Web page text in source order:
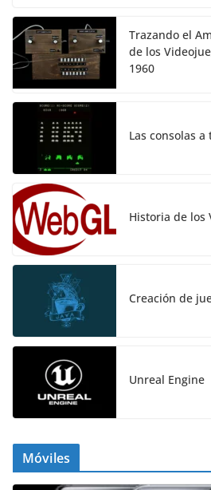
Trazando el
de los
1960
Las consolas a
Historia de los
Creación de
Unreal Engine
Móviles